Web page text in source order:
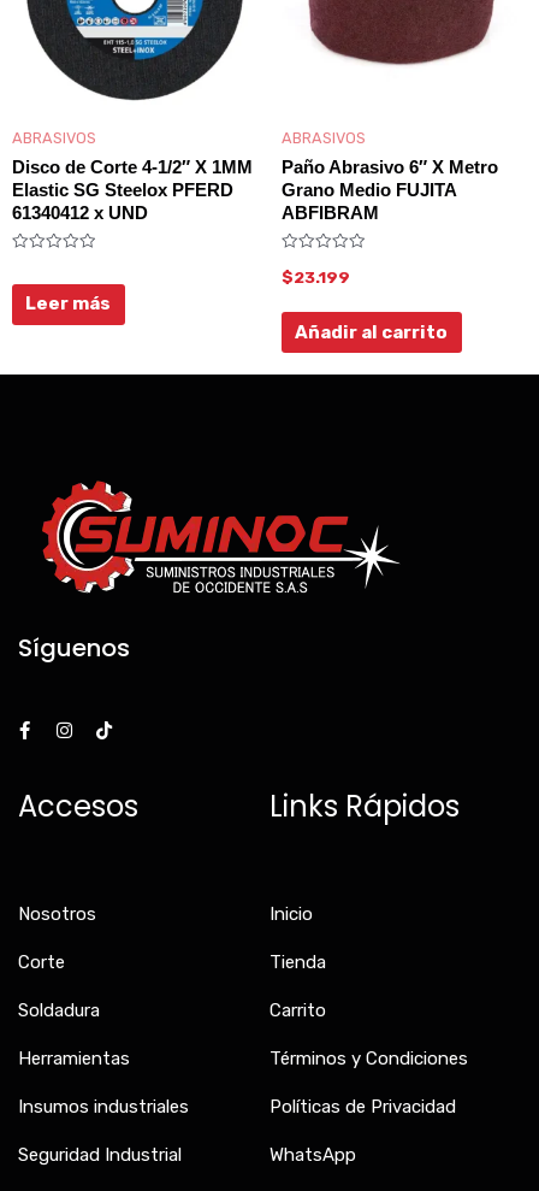
ABRASIVOS
Disco de Corte 4-1/2″ X 1MM
Elastic SG Steelox PFERD
61340412 x UND
de
5
Leer más
ABRASIVOS
Paño Abrasivo 6″ X Metro
Grano Medio FUJITA
ABFIBRAM
con
$23.199
Añadir al carrito
Síguenos
a
c
o
o
n
s
g
r
i
k
k
Accesos
Nosotros
Corte
Soldadura
Herramientas
Insumos industriales
Seguridad Industrial
Links Rápidos
Inicio
Tienda
Carrito
Términos y Condiciones
Políticas de Privacidad
WhatsApp